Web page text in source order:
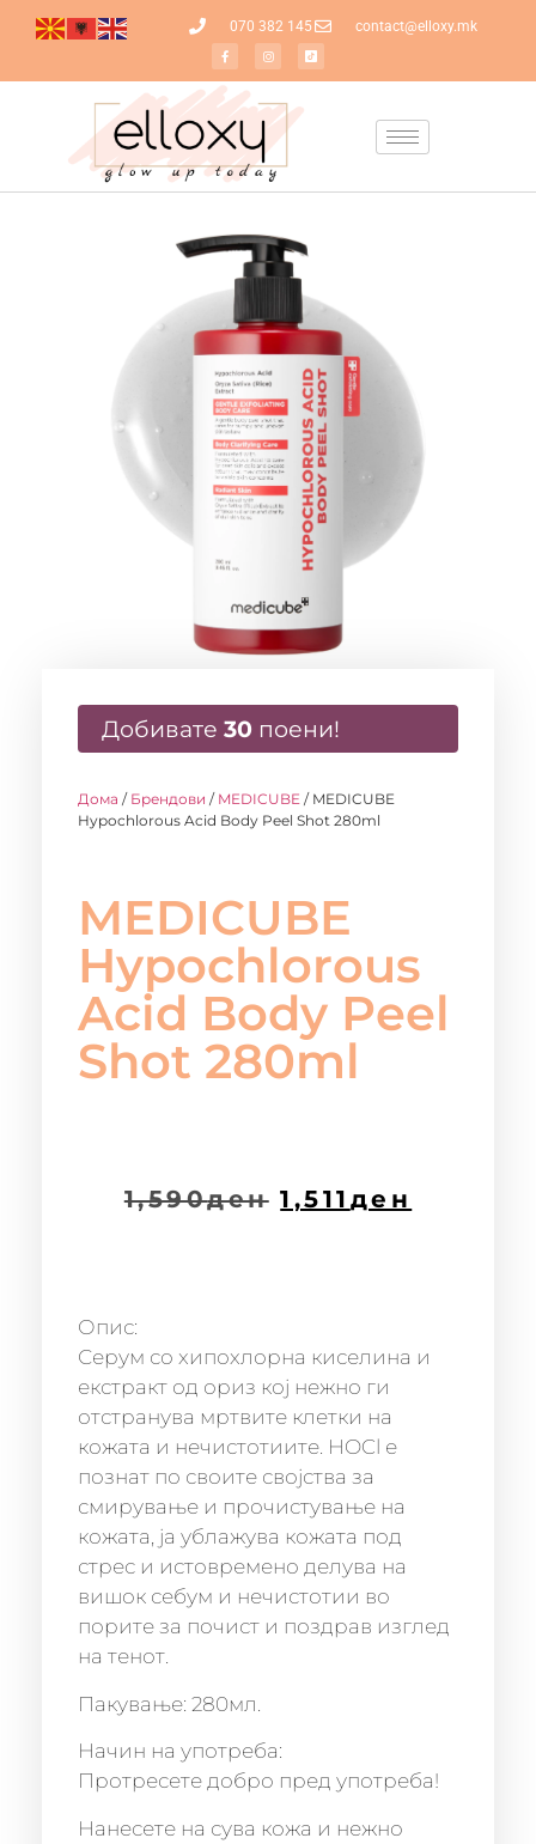
070 382 145 contact@elloxy.mk
Добивате 30 поени!
Дома / Брендови / MEDICUBE / MEDICUBE
Hypochlorous Acid Body Peel Shot 280ml
MEDICUBE
Hypochlorous
Acid Body Peel
Shot 280ml
1,590ден 1,511 ден
Опис:
Серум со хипохлорна киселина и
екстракт од ориз кој нежно ги
отстранува мртвите клетки на
кожата и нечистотиите. HOCl е
познат по своите својства за
смирување и прочистување на
кожата, ја ублажува кожата под
стрес и истовремено делува на
вишок себум и нечистотии во
порите за почист и поздрав изглед
на тенот.
Пакување: 280мл.
Начин на употреба:
Протресете добро пред употреба!
Нанесете на сува кожа и нежно